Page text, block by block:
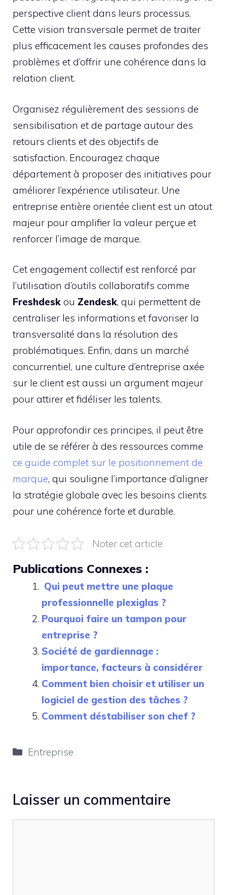
perspective client dans leurs processus.
Cette vision transversale permet de traiter
plus efficacement les causes profondes des
problèmes et d’offrir une cohérence dans la
relation client.
Organisez régulièrement des sessions de
sensibilisation et de partage autour des
retours clients et des objectifs de
satisfaction. Encouragez chaque
département à proposer des initiatives pour
améliorer l’expérience utilisateur. Une
entreprise entière orientée client est un atout
majeur pour amplifier la valeur perçue et
renforcer l’image de marque.
Cet engagement collectif est renforcé par
l’utilisation d’outils collaboratifs comme
Freshdesk ou Zendesk, qui permettent de
centraliser les informations et favoriser la
transversalité dans la résolution des
problématiques. Enfin, dans un marché
concurrentiel, une culture d’entreprise axée
sur le client est aussi un argument majeur
pour attirer et fidéliser les talents.
Pour approfondir ces principes, il peut être
utile de se référer à des ressources comme
ce guide complet sur le positionnement de
marque, qui souligne l’importance d’aligner
la stratégie globale avec les besoins clients
pour une cohérence forte et durable.
Noter cet article
Publications Connexes :
Qui peut mettre une plaque
professionnelle plexiglas ?
Pourquoi faire un tampon pour
entreprise ?
Société de gardiennage :
importance, facteurs à considérer
Comment bien choisir et utiliser un
logiciel de gestion des tâches ?
Comment déstabiliser son chef ?
Catégories
Entreprise
Laisser un commentaire